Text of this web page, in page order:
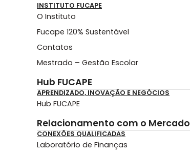
INSTITUTO FUCAPE
O Instituto
Fucape 120% Sustentável
Contatos
Mestrado – Gestão Escolar
Hub FUCAPE
APRENDIZADO, INOVAÇÃO E NEGÓCIOS
Hub FUCAPE
Relacionamento com o Mercado
CONEXÕES QUALIFICADAS
Laboratório de Finanças